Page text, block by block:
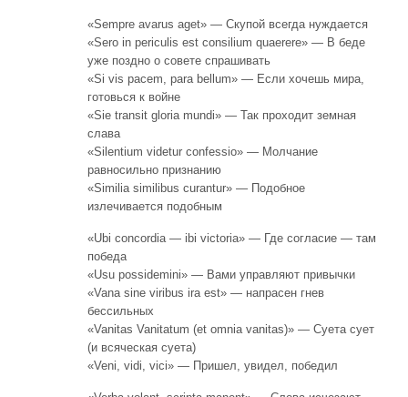
«Sempre avarus aget» — Скупой всегда нуждается
«Sero in periculis est consilium quaerere» — В беде
уже поздно о совете спрашивать
«Si vis pacem, para bellum» — Если хочешь мира,
готовься к войне
«Sie transit gloria mundi» — Так проходит земная
слава
«Silentium videtur confessio» — Молчание
равносильно признанию
«Similia similibus curantur» — Подобное
излечивается подобным
«Ubi concordia — ibi victoria» — Где согласие — там
победа
«Usu possidemini» — Вами управляют привычки
«Vana sine viribus ira est» — напрасен гнев
бессильных
«Vanitas Vanitatum (et omnia vanitas)» — Суета сует
(и всяческая суета)
«Veni, vidi, vici» — Пришел, увидел, победил